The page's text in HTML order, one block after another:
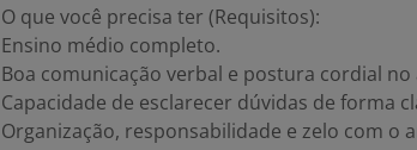
O que você precisa ter (Requisitos):
Ensino médio completo.
Boa comunicação verbal e postura cordial
Capacidade de esclarecer dúvidas de forma
Organização, responsabilidade e zelo com o